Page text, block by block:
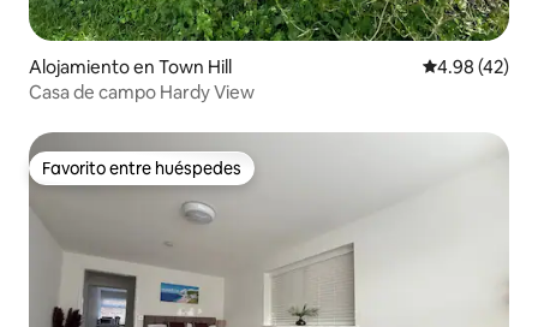
Alojamiento en Town Hill Calificación
4.98 (42)
Casa de campo Hardy View
Favorito entre huéspedes
Favorito entre huéspedes